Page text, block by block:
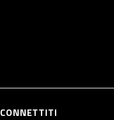
CONNETTITI